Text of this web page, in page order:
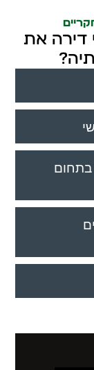
דירה את
בתחום